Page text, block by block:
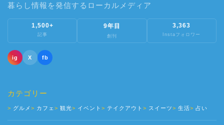
暮らし情報を発信するローカルメディア
1,500+
記事
9年目
創刊
3,363
Instaフォロワー
ig X fb
カテゴリー
グルメ カフェ 観光 イベント テイクアウト スイーツ 生活 占い